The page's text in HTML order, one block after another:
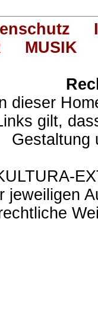
MUSIK
dieser
gilt,
Gestaltung
jeweiligen